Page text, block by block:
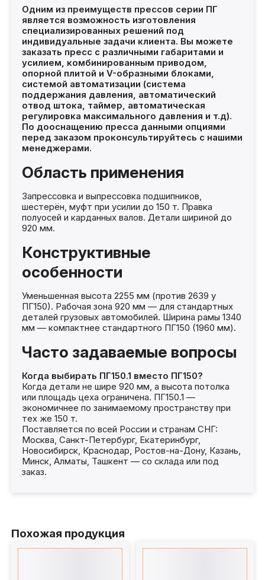
Одним из преимуществ прессов серии ПГ
является возможность изготовления
специализированных решений под
индивидуальные задачи клиента. Вы можете
заказать пресс с различными габаритами и
усилием, комбинированным приводом,
опорной плитой и V-образными блоками,
системой автоматизации (система
поддержания давления, автоматический
отвод штока, таймер, автоматическая
регулировка максимального давления и т.д).
По дооснащению пресса данными опциями
перед заказом проконсультируйтесь с нашими
менеджерами.
Область применения
Запрессовка и выпрессовка подшипников,
шестерён, муфт при усилии до 150 т. Правка
полуосей и карданных валов. Детали шириной до
920 мм.
Конструктивные
особенности
Уменьшенная высота 2255 мм (против 2639 у
ПГ150). Рабочая зона 920 мм — для стандартных
деталей грузовых автомобилей. Ширина рамы 1340
мм — компактнее стандартного ПГ150 (1960 мм).
Часто задаваемые вопросы
Когда выбирать ПГ150.1 вместо ПГ150?
Когда детали не шире 920 мм, а высота потолка
или площадь цеха ограничена. ПГ150.1 —
экономичнее по занимаемому пространству при
тех же 150 т.
Поставляется по всей России и странам СНГ:
Москва, Санкт-Петербург, Екатеринбург,
Новосибирск, Краснодар, Ростов-на-Дону, Казань,
Минск, Алматы, Ташкент — со склада или под
заказ.
Похожая продукция